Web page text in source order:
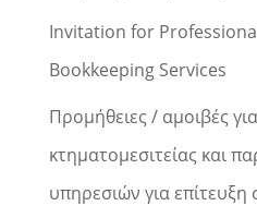
Invitation for
Bookkeeping Services
Προμήθειες / αμοιβές
κτηματομεσιτείας και
υπηρεσιών για